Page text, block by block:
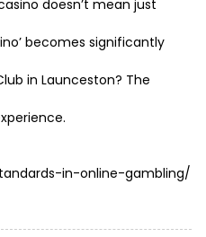
doesn’t mean just
becomes significantly
in Launceston? The
in-online-gambling/